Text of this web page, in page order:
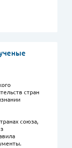
стран
союза,